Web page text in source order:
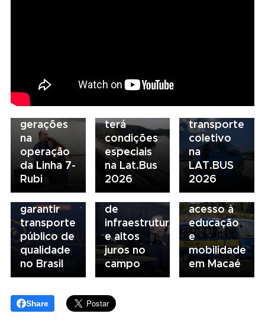
amor pela
ferrovia
une
gerações
na
operação
da Linha 7-
Rubi
Scania
Financeiros
terá
condições
especiais
na Lat.Bus
2026
do
transporte
coletivo
na
LAT.BUS
2026
Seminário
Nacional
debate
novo
modelo
de
financiamento
para
garantir
transporte
público de
qualidade
no Brasil
05/08/2026
Presidente
da FAESP
alerta para
gargalos
de
infraestrutura
e altos
juros no
campo
04/08/2026
Renovação
da frota
escolar
fortalece
acesso à
educação
e
mobilidade
em Macaé
Share